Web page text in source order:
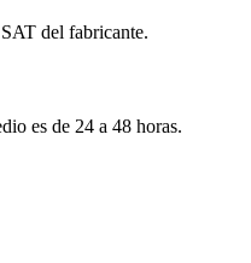
del fabricante.
es de 24 a 48 horas.